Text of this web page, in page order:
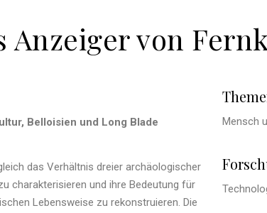
Anzeiger von
Belloisien und Long Blade
das Verhältnis dreier archäologischer
charakterisieren und ihre Bedeutung für
Lebensweise zu rekonstruieren. Die
Mensch